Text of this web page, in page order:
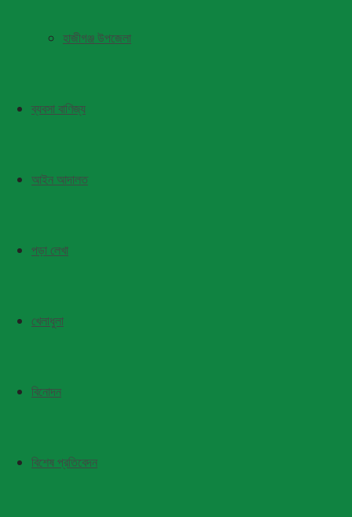
হাজীগঞ্জ উপজেলা
ব্যবসা বাণিজ্য
আইন আদালত
পড়া লেখা
খেলাধুলা
বিনোদন
বিশেষ প্রতিবেদন